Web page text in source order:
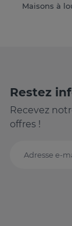
Maisons à
Restez
Recevez
offres !
Adresse e-